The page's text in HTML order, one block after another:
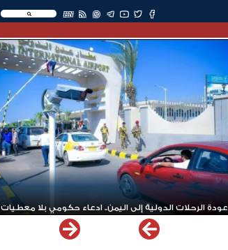
EN
عودة الرحلات الدولية إلى اليمن.. ادعاء حكومي بلا معطيات